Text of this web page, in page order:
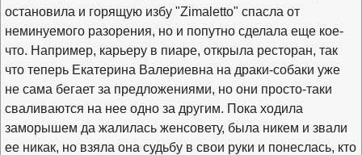
остановила и горящую избу "Zimaletto" спасла от
неминуемого разорения, но и попутно сделала еще кое-
что. Например, карьеру в пиаре, открыла ресторан, так
что теперь Екатерина Валериевна на драки-собаки уже
не сама бегает за предложениями, но они просто-таки
сваливаются на нее одно за другим. Пока ходила
заморышем да жалилась женсовету, была никем и звали
ее никак, но взяла она судьбу в свои руки и понеслась, кто